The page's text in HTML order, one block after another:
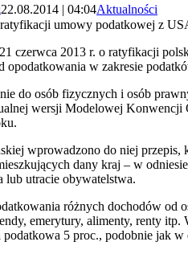
22.08.2014 | 04:04Aktualności
ratyfikacji umowy podatkowej z
21 czerwca 2013 r. o ratyfikacji
opodatkowania w zakresie
do osób fizycznych i osób
wersji Modelowej
wprowadzono do niej
dany kraj – w
lub utracie obywatelstwa.
różnych dochodów od
emerytury, alimenty, renty
5 proc., podobnie jak